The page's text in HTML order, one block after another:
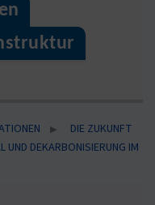
▶
DIE ZUKUNFT
UND DEKARBONISIERUNG IM